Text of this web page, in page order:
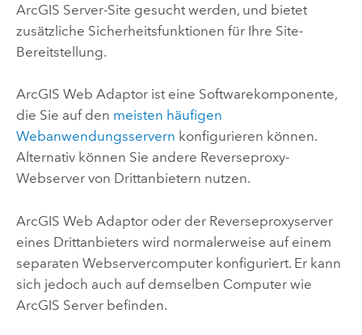
ArcGIS Server-Site gesucht werden, und bietet
zusätzliche Sicherheitsfunktionen für Ihre Site-
Bereitstellung.
ArcGIS Web Adaptorist eine Softwarekomponente,
die Sie auf den meisten häufigen
Webanwendungsservern konfigurieren können.
Alternativ können Sie andere Reverseproxy-
Webserver von Drittanbietern nutzen.
ArcGIS Web Adaptoroder der Reverseproxyserver
eines Drittanbieters wird normalerweise auf einem
separaten Webservercomputer konfiguriert. Er kann
sich jedoch auch auf demselben Computer wie
ArcGIS Serverbefinden.